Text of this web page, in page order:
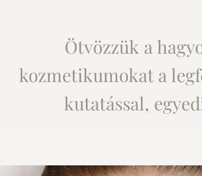
Ötvözzük a
kozmetikumokat a
kutatással,